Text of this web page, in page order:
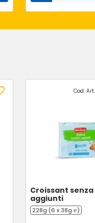
Cod. Art.
Croissant
aggiunti
228g (6 x 38g ℮)